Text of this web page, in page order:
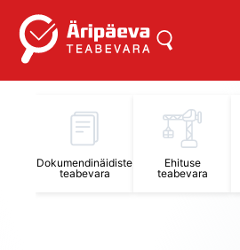
Dokumendinäidiste
teabevara
Ehituse
teabevara